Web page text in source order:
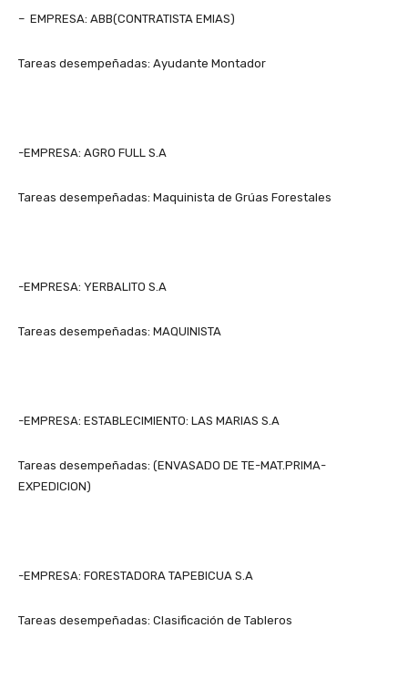
– EMPRESA: ABB(CONTRATISTA EMIAS)
Tareas desempeñadas: Ayudante Montador
-EMPRESA: AGRO FULL S.A
Tareas desempeñadas: Maquinista de Grúas Forestales
-EMPRESA: YERBALITO S.A
Tareas desempeñadas: MAQUINISTA
-EMPRESA: ESTABLECIMIENTO: LAS MARIAS S.A
Tareas desempeñadas: (ENVASADO DE TE-MAT.PRIMA-
EXPEDICION)
-EMPRESA: FORESTADORA TAPEBICUA S.A
Tareas desempeñadas: Clasificación de Tableros